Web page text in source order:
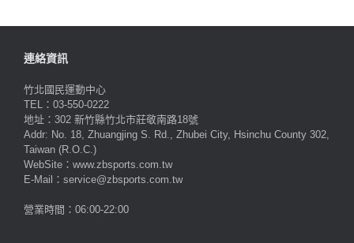
連絡資訊
竹北國民運動中心
TEL：03-550-0222
地址：302 新竹縣竹北市莊敬南路18號
Addr: No. 18, Zhuangjing S. Rd., Zhubei City, Hsinchu County 302,
Taiwan (R.O.C.)
WebSite：www.zbsports.com.tw
E-Mail：service@zbsports.com.tw
營業時間：06:00-22:00